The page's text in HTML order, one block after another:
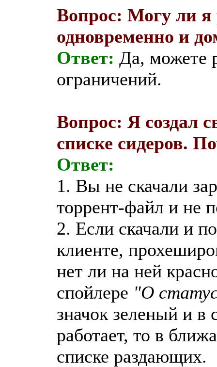
Вопрос: Могу ли я
одновременно и
Ответ: Да, можете
ограничений.
Вопрос: Я создал
списке сидеров.
Ответ:
1. Вы не скачали
торрент-файл и не
2. Если скачали и
клиенте,
нет ли на ней
спойлере "О
значок зеленый и в
работает, то в
списке раздающих.